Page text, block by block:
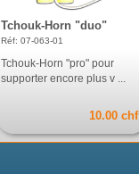
Tchouk-Horn "duo"
Réf: 07-063-01
Tchouk-Horn "pro" pour
supporter encore plus v ...
10.00 chf